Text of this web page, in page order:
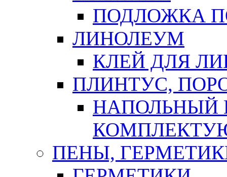
ПОДЛОЖКА
ЛИНОЛЕУМ
КЛЕЙ ДЛЯ
ПЛИНТУС,
НАПОЛЬНЫЙ
ПЕНЫ,